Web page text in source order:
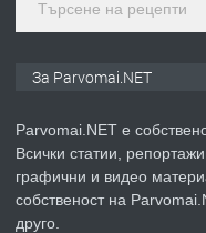
ПРЕДЛАГА
За Parvomai.NET
Parvomai.NET е
Всички статии,
графични и видео
собственост на
друго.